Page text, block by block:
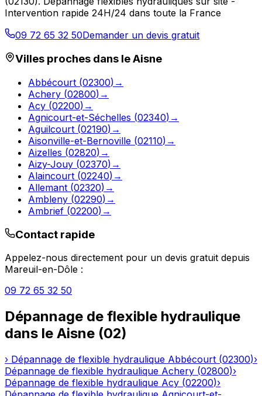
Intervention rapide 24H/24 dans toute la France
09 72 65 32 50Demander un devis gratuit
Villes proches dans leAisne
Abbécourt (02300) →
Achery (02800) →
Acy (02200) →
Agnicourt-et-Séchelles (02340) →
Aguilcourt (02190) →
Aisonville-et-Bernoville (02110) →
Aizelles (02820) →
Aizy-Jouy (02370) →
Alaincourt (02240) →
Allemant (02320) →
Ambleny (02290) →
Ambrief (02200) →
Contact rapide
Appelez-nous directement pour un devis gratuit depuis
Mareuil-en-Dôle :
09 72 65 32 50
Dépannage de flexible hydraulique
dans le Aisne (02)
› Dépannage de flexible hydraulique Abbécourt (02300)›
Dépannage de flexible hydraulique Achery (02800)›
Dépannage de flexible hydraulique Acy (02200)›